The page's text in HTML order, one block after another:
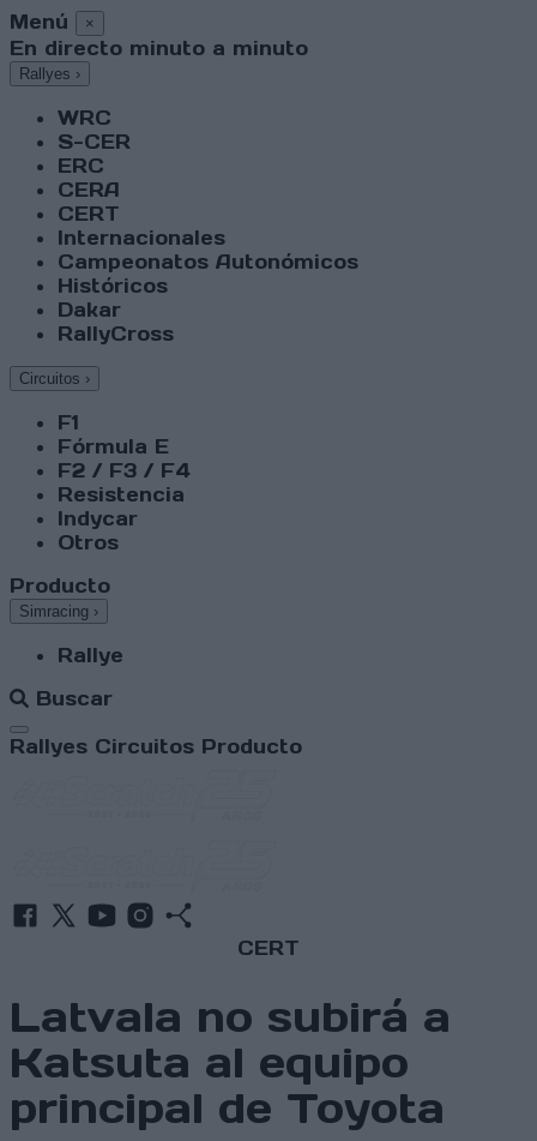
Menú ×
En directo minuto a minuto
Rallyes ›
WRC
S-CER
ERC
CERA
CERT
Internacionales
Campeonatos Autonómicos
Históricos
Dakar
RallyCross
Circuitos ›
F1
Fórmula E
F2 / F3 / F4
Resistencia
Indycar
Otros
Producto
Simracing ›
Rallye
Buscar
Abrir menú
Rallyes Circuitos Producto
CERT
Latvala no subirá a
Katsuta al equipo
principal de Toyota